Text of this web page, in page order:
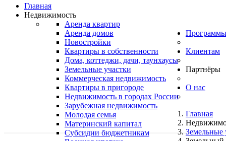
Главная
Недвижимость
Аренда квартир
Аренда домов
Новостройки
Квартиры в собственности
Дома, коттеджи, дачи, таунхаусы
Земельные участки
Коммерческая недвижимость
Квартиры в пригороде
Недвижимость в городах России
Зарубежная недвижимость
Программы
Молодая семья
Материнский капитал
Субсидии бюджетникам
Клиентам
Партнёры
О нас
Главная
Земельные